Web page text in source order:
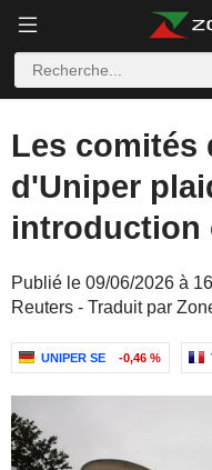
Les comités
d'Uniper
introduction
Publié le 09/06/2026 à
Reuters - Traduit par
UNIPER SE -0,46 %